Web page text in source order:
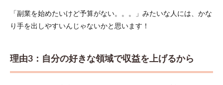
「副業を始めたいけど予算がない。。。」みたいな人には、かな
り手を出しやすいんじゃないかと思います！
理由3：自分の好きな領域で収益を上げるから